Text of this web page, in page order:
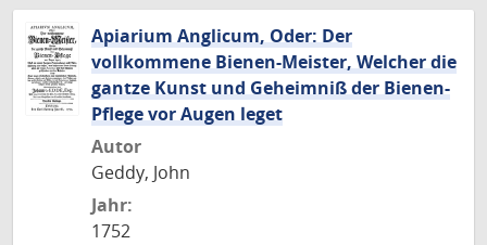
Apiarium Anglicum, Oder: Der
vollkommene Bienen-Meister, Welcher die
gantze Kunst und Geheimniß der Bienen-
Pflege vor Augen leget
Autor
Geddy, John
Jahr:
1752